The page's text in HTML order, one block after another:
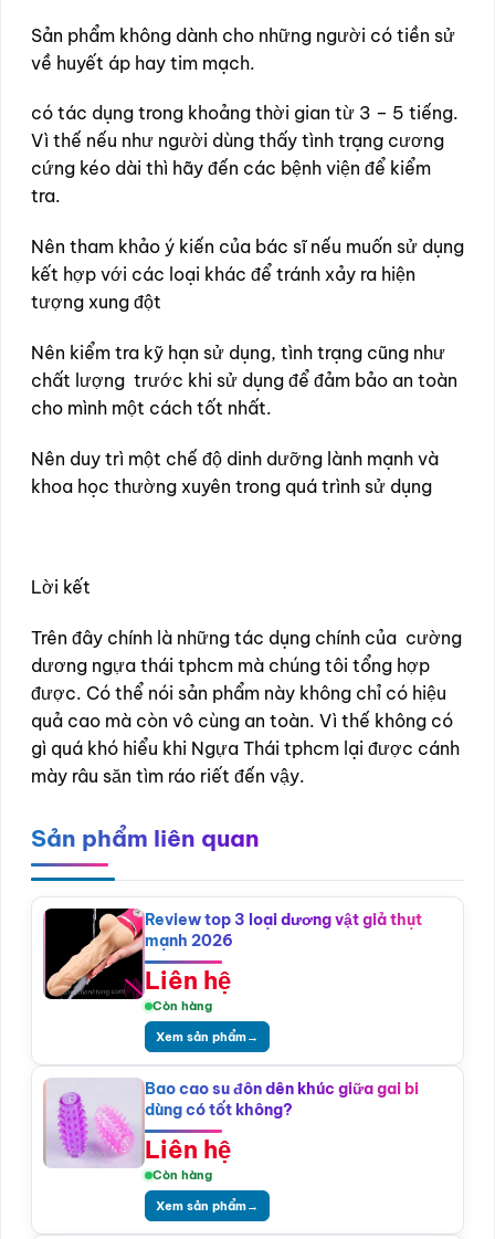
Sản phẩm không dành cho những người có tiền sử
về huyết áp hay tim mạch.
có tác dụng trong khoảng thời gian từ 3 – 5 tiếng.
Vì thế nếu như người dùng thấy tình trạng cương
cứng kéo dài thì hãy đến các bệnh viện để kiểm
tra.
Nên tham khảo ý kiến của bác sĩ nếu muốn sử dụng
kết hợp với các loại khác để tránh xảy ra hiện
tượng xung đột
Nên kiểm tra kỹ hạn sử dụng, tình trạng cũng như
chất lượng trước khi sử dụng để đảm bảo an toàn
cho mình một cách tốt nhất.
Nên duy trì một chế độ dinh dưỡng lành mạnh và
khoa học thường xuyên trong quá trình sử dụng
Lời kết
Trên đây chính là những tác dụng chính của cường
dương ngựa thái tphcm mà chúng tôi tổng hợp
được. Có thể nói sản phẩm này không chỉ có hiệu
quả cao mà còn vô cùng an toàn. Vì thế không có
gì quá khó hiểu khi Ngựa Thái tphcm lại được cánh
mày râu săn tìm ráo riết đến vậy.
Sản phẩm liên quan
Review top 3 loại dương vật giả thụt
mạnh 2026
Liên hệ
Còn hàng
Xem sản phẩm→
Bao cao su đôn dên khúc giữa gai bi
dùng có tốt không?
Liên hệ
Còn hàng
Xem sản phẩm→